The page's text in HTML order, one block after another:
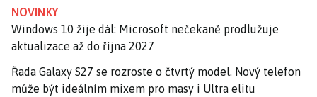
NOVINKY
Windows 10 žije dál: Microsoft nečekaně prodlužuje
aktualizace až do října 2027
Řada Galaxy S27 se rozroste o čtvrtý model. Nový telefon
může být ideálním mixem pro masy i Ultra elitu